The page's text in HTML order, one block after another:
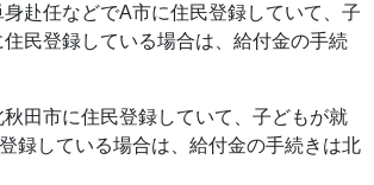
赴任などでA市に住民登録していて、子
民登録している場合は、給付金の手続
田市に住民登録していて、子どもが就
録している場合は、給付金の手続きは北